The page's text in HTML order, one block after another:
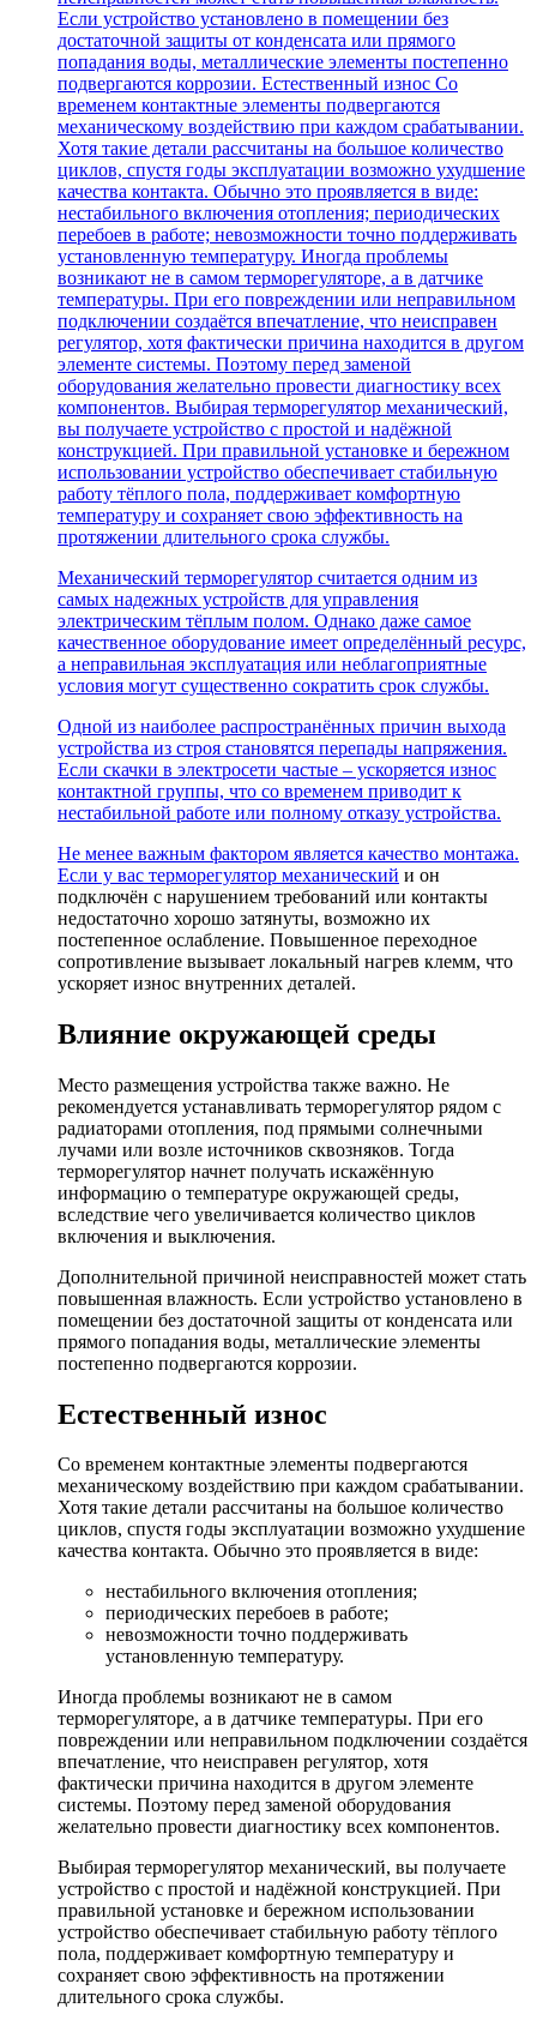
Если устройство установлено в помещении без
достаточной защиты от конденсата или прямого
попадания воды, металлические элементы постепенно
подвергаются коррозии. Естественный износ Со
временем контактные элементы подвергаются
механическому воздействию при каждом срабатывании.
Хотя такие детали рассчитаны на большое количество
циклов, спустя годы эксплуатации возможно ухудшение
качества контакта. Обычно это проявляется в виде:
нестабильного включения отопления; периодических
перебоев в работе; невозможности точно поддерживать
установленную температуру. Иногда проблемы
возникают не в самом терморегуляторе, а в датчике
температуры. При его повреждении или неправильном
подключении создаётся впечатление, что неисправен
регулятор, хотя фактически причина находится в другом
элементе системы. Поэтому перед заменой
оборудования желательно провести диагностику всех
компонентов. Выбирая терморегулятор механический,
вы получаете устройство с простой и надёжной
конструкцией. При правильной установке и бережном
использовании устройство обеспечивает стабильную
работу тёплого пола, поддерживает комфортную
температуру и сохраняет свою эффективность на
протяжении длительного срока службы.
Механический терморегулятор считается одним из
самых надежных устройств для управления
электрическим тёплым полом. Однако даже самое
качественное оборудование имеет определённый ресурс,
а неправильная эксплуатация или неблагоприятные
условия могут существенно сократить срок службы.
Одной из наиболее распространённых причин выхода
устройства из строя становятся перепады напряжения.
Если скачки в электросети частые – ускоряется износ
контактной группы, что со временем приводит к
нестабильной работе или полному отказу устройства.
Не менее важным фактором является качество монтажа.
Если у вас терморегулятор механический и он
подключён с нарушением требований или контакты
недостаточно хорошо затянуты, возможно их
постепенное ослабление. Повышенное переходное
сопротивление вызывает локальный нагрев клемм, что
ускоряет износ внутренних деталей.
Влияние окружающей среды
Место размещения устройства также важно. Не
рекомендуется устанавливать терморегулятор рядом с
радиаторами отопления, под прямыми солнечными
лучами или возле источников сквозняков. Тогда
терморегулятор начнет получать искажённую
информацию о температуре окружающей среды,
вследствие чего увеличивается количество циклов
включения и выключения.
Дополнительной причиной неисправностей может стать
повышенная влажность. Если устройство установлено в
помещении без достаточной защиты от конденсата или
прямого попадания воды, металлические элементы
постепенно подвергаются коррозии.
Естественный износ
Со временем контактные элементы подвергаются
механическому воздействию при каждом срабатывании.
Хотя такие детали рассчитаны на большое количество
циклов, спустя годы эксплуатации возможно ухудшение
качества контакта. Обычно это проявляется в виде:
нестабильного включения отопления;
периодических перебоев в работе;
невозможности точно поддерживать
установленную температуру.
Иногда проблемы возникают не в самом
терморегуляторе, а в датчике температуры. При его
повреждении или неправильном подключении создаётся
впечатление, что неисправен регулятор, хотя
фактически причина находится в другом элементе
системы. Поэтому перед заменой оборудования
желательно провести диагностику всех компонентов.
Выбирая терморегулятор механический, вы получаете
устройство с простой и надёжной конструкцией. При
правильной установке и бережном использовании
устройство обеспечивает стабильную работу тёплого
пола, поддерживает комфортную температуру и
сохраняет свою эффективность на протяжении
длительного срока службы.